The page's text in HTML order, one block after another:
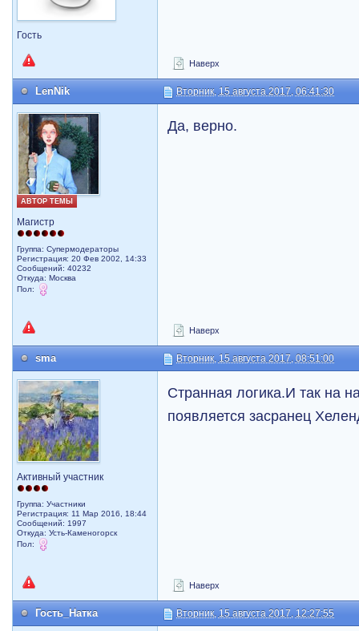
Гость
Наверх
LenNik Вторник, 15 августа 2017, 06:41:30
АВТОР ТЕМЫ
Магистр
Группа: Супермодераторы
Регистрация: 20 Фев 2002, 14:33
Сообщений: 40232
Откуда: Москва
Пол:
Да, верно.
Наверх
sma Вторник, 15 августа 2017, 08:51:00
Активный участник
Группа: Участники
Регистрация: 11 Мар 2016, 18:44
Сообщений: 1997
Откуда: Усть-Каменогорск
Пол:
Странная логика.И так на
появляется засранец
Наверх
Гость_Натка Вторник, 15 августа 2017, 12:27:55